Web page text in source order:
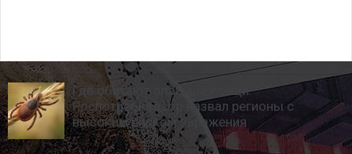
Где обитают опасные клещи:
Роспотребнадзор назвал регионы с
высоким риском заражения